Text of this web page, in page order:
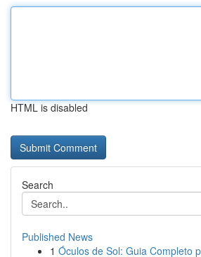
HTML is disabled
Search
Published News
1 Óculos de Sol: Guia Completo